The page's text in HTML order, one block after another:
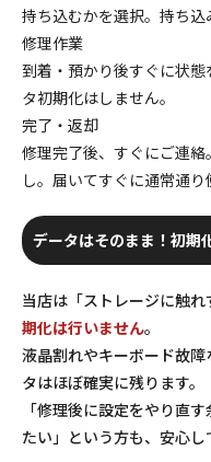
持ち込むかを選択。持ち込
修理作業
到着・預かり後すぐに状
タ初期化はしません。
完了・返却
修理完了後、すぐにご連
し。届いてすぐに通常通り
データはそのまま！初期
当店は「ストレージに触れ
期化は行いません。
液晶割れやキーボード故
タはほぼ確実に残ります。
「修理後に設定をやり直
たい」という方も、安心し